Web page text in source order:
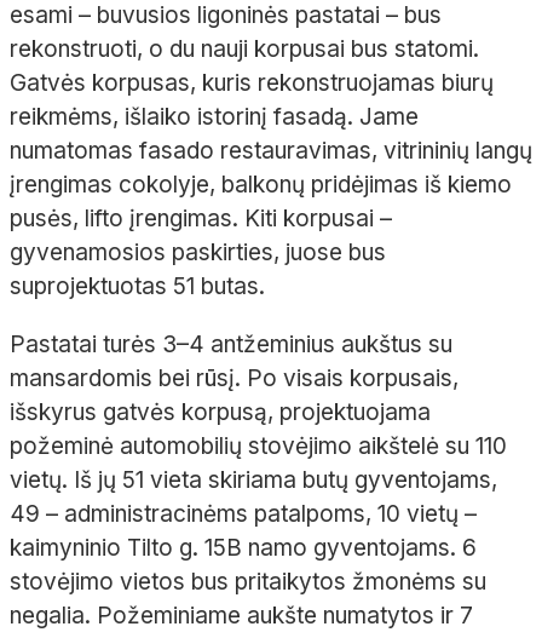
esami – buvusios ligoninės pastatai – bus
rekonstruoti, o du nauji korpusai bus statomi.
Gatvės korpusas, kuris rekonstruojamas biurų
reikmėms, išlaiko istorinį fasadą. Jame
numatomas fasado restauravimas, vitrininių langų
įrengimas cokolyje, balkonų pridėjimas iš kiemo
pusės, lifto įrengimas. Kiti korpusai –
gyvenamosios paskirties, juose bus
suprojektuotas 51 butas.
Pastatai turės 3–4 antžeminius aukštus su
mansardomis bei rūsį. Po visais korpusais,
išskyrus gatvės korpusą, projektuojama
požeminė automobilių stovėjimo aikštelė su 110
vietų. Iš jų 51 vieta skiriama butų gyventojams,
49 – administracinėms patalpoms, 10 vietų –
kaimyninio Tilto g. 15B namo gyventojams. 6
stovėjimo vietos bus pritaikytos žmonėms su
negalia. Požeminiame aukšte numatytos ir 7